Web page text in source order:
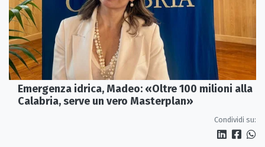
Emergenza idrica, Madeo: «Oltre 100 milioni alla
Calabria, serve un vero Masterplan»
Condividi su: